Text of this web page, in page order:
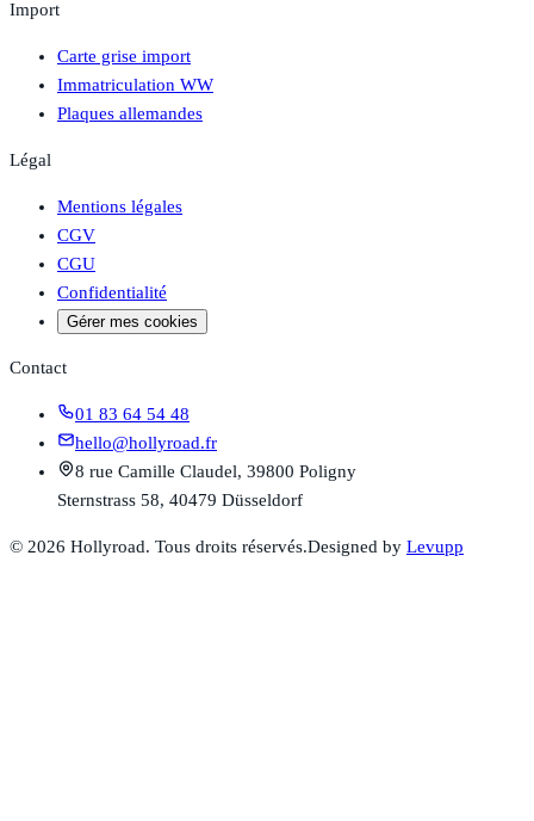
Import
Carte grise import
Immatriculation WW
Plaques allemandes
Légal
Mentions légales
CGV
CGU
Confidentialité
Gérer mes cookies
Contact
01 83 64 54 48
hello@hollyroad.fr
8 rue Camille Claudel, 39800 Poligny
Sternstrass 58, 40479 Düsseldorf
© 2026 Hollyroad. Tous droits réservés.Designed by Levupp